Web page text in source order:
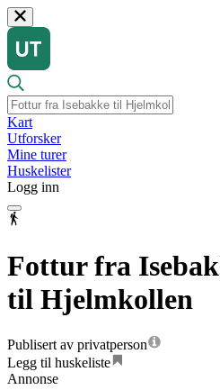
Kart
Utforsker
Mine turer
Huskelister
Logg inn
Fottur fra
til Hjelmkollen
Publisert av privatperson
Legg til huskeliste
Annonse